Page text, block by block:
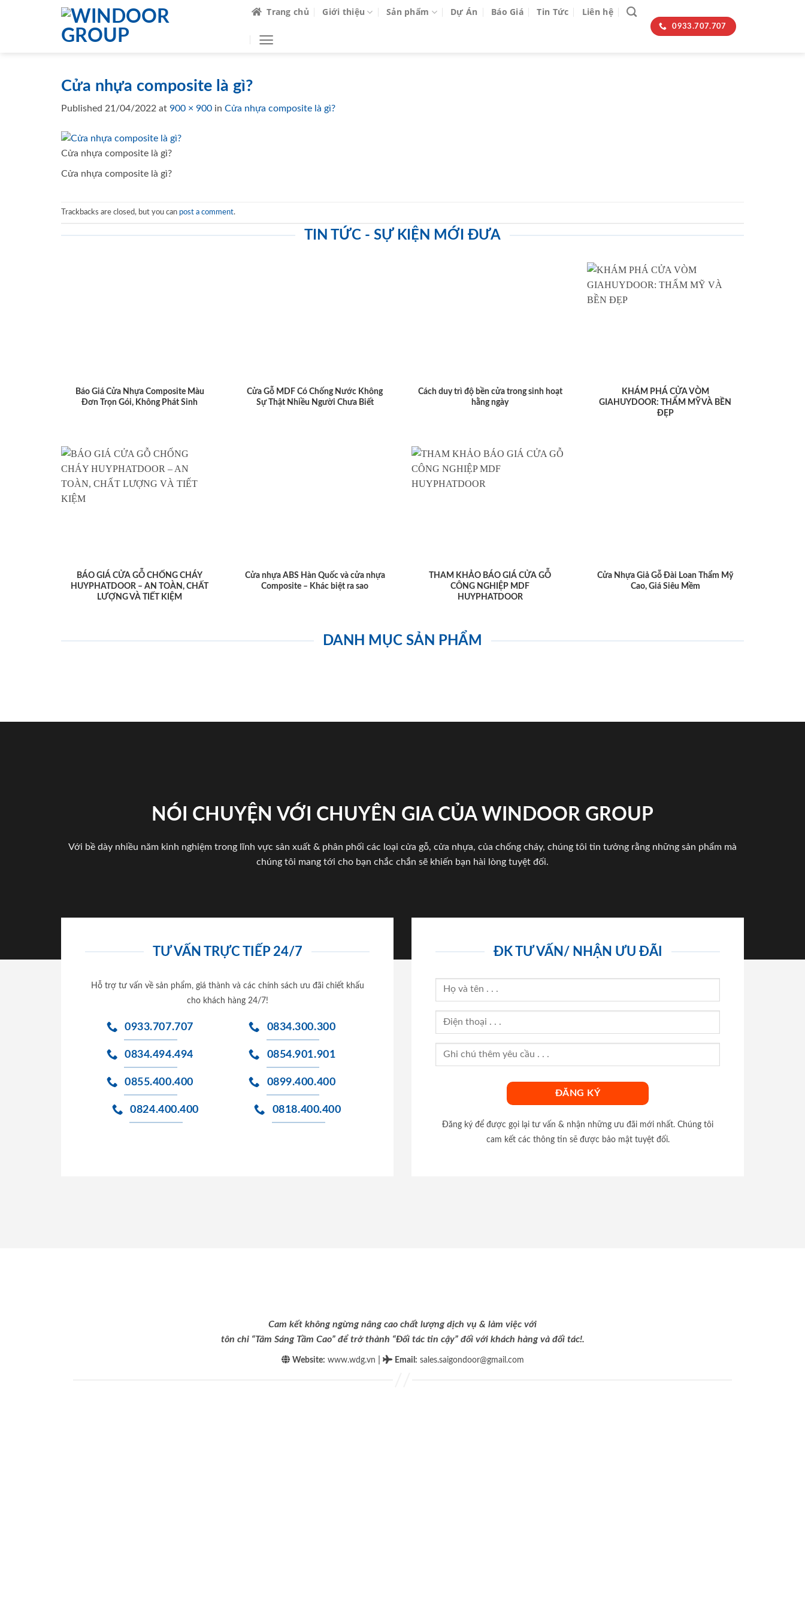
Trang chủ Giới thiệu Sản phẩm Dự Án Báo Giá Tin Tức Liên hệ
0933.707.707
Cửa nhựa composite là gì?
Published 21/04/2022 at 900 × 900 in Cửa nhựa composite là gì?
Cửa nhựa composite là gì?
Cửa nhựa composite là gì?
Trackbacks are closed, but you can post a comment.
TIN TỨC - SỰ KIỆN MỚI ĐƯA
Báo Giá Cửa Nhựa Composite Màu
Đơn Trọn Gói, Không Phát Sinh
Cửa Gỗ MDF Có Chống Nước Không
Sự Thật Nhiều Người Chưa Biết
Cách duy trì độ bền cửa trong sinh hoạt
hằng ngày
KHÁM PHÁ CỬA VÒM
GIAHUYDOOR: THẨM MỸ VÀ BỀN
ĐẸP
BÁO GIÁ CỬA GỖ CHỐNG CHÁY
HUYPHATDOOR – AN TOÀN, CHẤT
LƯỢNG VÀ TIẾT KIỆM
Cửa nhựa ABS Hàn Quốc và cửa nhựa
Composite – Khác biệt ra sao
THAM KHẢO BÁO GIÁ CỬA GỖ
CÔNG NGHIỆP MDF
HUYPHATDOOR
Cửa Nhựa Giả Gỗ Đài Loan Thẩm Mỹ
Cao, Giá Siêu Mềm
DANH MỤC SẢN PHẨM
NÓI CHUYỆN VỚI CHUYÊN GIA CỦA WINDOOR GROUP
Với bề dày nhiều năm kinh nghiệm trong lĩnh vực sản xuất & phân phối các loại cửa gỗ, cửa nhựa, của chống cháy, chúng tôi tin tưởng rằng những sản phẩm mà
chúng tôi mang tới cho bạn chắc chắn sẽ khiến bạn hài lòng tuyệt đối.
TƯ VẤN TRỰC TIẾP 24/7
Hỗ trợ tư vấn về sản phẩm, giá thành và các chính sách ưu đãi chiết khấu
cho khách hàng 24/7!
0933.707.707
0834.494.494
0855.400.400
0824.400.400
0834.300.300
0854.901.901
0899.400.400
0818.400.400
ĐK TƯ VẤN/ NHẬN ƯU ĐÃI
Đăng ký để được gọi lại tư vấn & nhận những ưu đãi mới nhất. Chúng tôi
cam kết các thông tin sẽ được bảo mật tuyệt đối.
Cam kết không ngừng nâng cao chất lượng dịch vụ & làm việc với
tôn chỉ “Tâm Sáng Tầm Cao” để trở thành “Đối tác tin cậy” đối với khách hàng và đối tác!.
Website: www.wdg.vn Email : sales.saigondoor@gmail.com